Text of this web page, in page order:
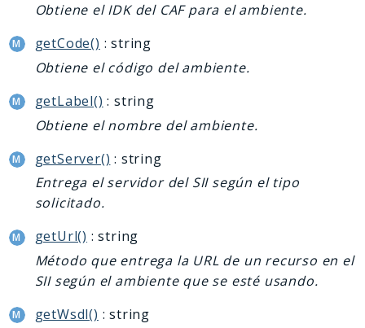
Obtiene el IDK del CAF para el ambiente.
getCode() : string
Obtiene el código del ambiente.
getLabel() : string
Obtiene el nombre del ambiente.
getServer() : string
Entrega el servidor del SII según el tipo
solicitado.
getUrl() : string
Método que entrega la URL de un recurso en el
SII según el ambiente que se esté usando.
getWsdl() : string